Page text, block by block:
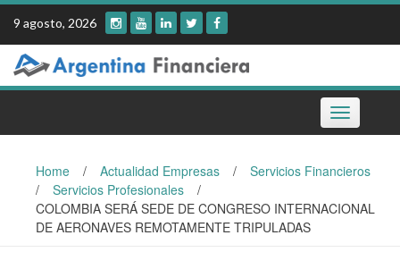
Skip
content
9 agosto, 2026
Toggle
navigation
Home / Actualidad Empresas /
Servicios Financieros
/
Servicios Profesionales
/
COLOMBIA SERÁ SEDE DE CONGRESO INTERNACIONAL
DE AERONAVES REMOTAMENTE TRIPULADAS